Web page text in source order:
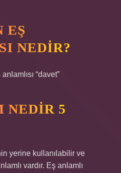
EŞ
NEDIR?
“davet”
NEDIR 5
yerine kullanılabilir ve
vardır. Eş anlamlı